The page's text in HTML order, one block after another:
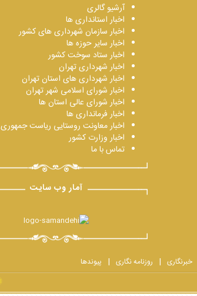
آرشیو گالری
اخبار استانداری ها
اخبار سازمان شهرداری های کشور
اخبار سایر حوزه ها
اخبار ستاد سوخت کشور
اخبار شهرداری تهران
اخبار شهرداری های استان تهران
اخبار شورای اسلامی شهر تهران
اخبار شورای عالی استان ها
اخبار فرمانداری ها
اخبار معاونت روستایی ریاست جمهوری
اخبار وزارت کشور
تماس با ما
آمار وب سایت
خبرنگاری روزنامه نگاری پیوندها